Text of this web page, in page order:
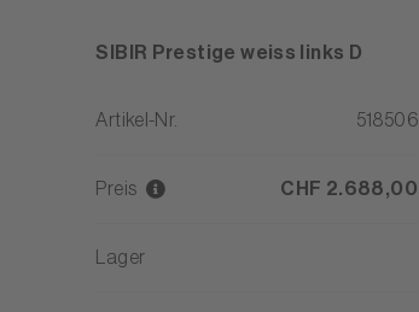
SIBIR Prestige weiss links D
Artikel-Nr. 518506
Preis CHF 2.688,00
Lager